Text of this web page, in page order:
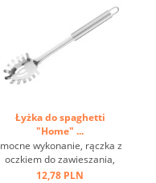
Łyżka do spaghetti
"Home" ...
mocne wykonanie, rączka z
oczkiem do zawieszania,
stal nierdzewna ...
12,78 PLN